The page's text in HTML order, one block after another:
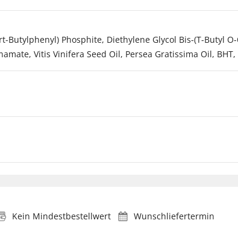
Butylphenyl) Phosphite, Diethylene Glycol Bis-(T-Butyl
Vitis Vinifera Seed Oil, Persea Gratissima Oil,
Kein Mindestbestellwert Wunschliefertermin